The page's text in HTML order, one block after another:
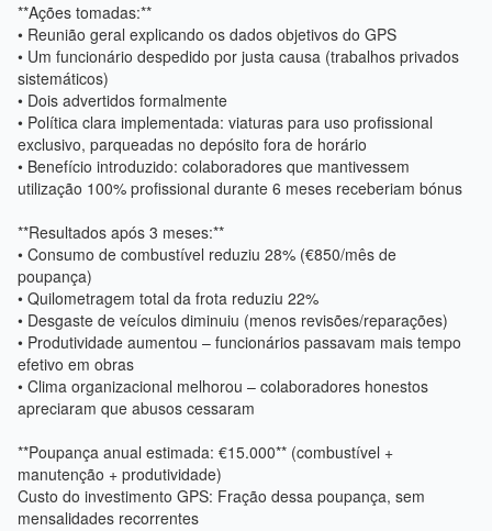
**Ações tomadas:**
• Reunião geral explicando os dados objetivos do GPS
• Um funcionário despedido por justa causa (trabalhos privados
sistemáticos)
• Dois advertidos formalmente
• Política clara implementada: viaturas para uso profissional
exclusivo, parqueadas no depósito fora de horário
• Benefício introduzido: colaboradores que mantivessem
utilização 100% profissional durante 6 meses receberiam bónus
**Resultados após 3 meses:**
• Consumo de combustível reduziu 28% (€850/mês de
poupança)
• Quilometragem total da frota reduziu 22%
• Desgaste de veículos diminuiu (menos revisões/reparações)
• Produtividade aumentou – funcionários passavam mais tempo
efetivo em obras
• Clima organizacional melhorou – colaboradores honestos
apreciaram que abusos cessaram
**Poupança anual estimada: €15.000** (combustível +
manutenção + produtividade)
Custo do investimento GPS: Fração dessa poupança, sem
mensalidades recorrentes